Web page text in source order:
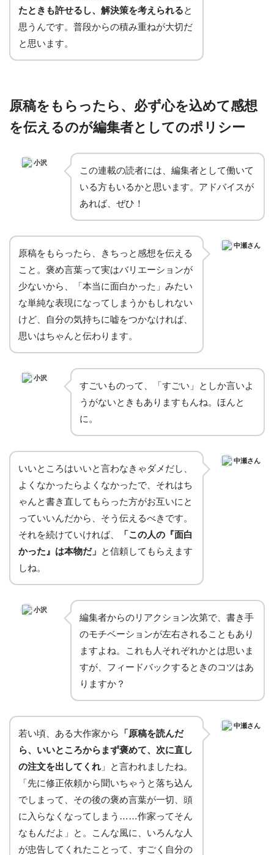
たときも許せるし、解決策を考えられると
思うんです。普段からの積み重ねが大切だ
と思います。
原稿をもらったら、必ず心を込めて感想
を伝えるのが編集者としてのポリシー
小沢
この連載の読者には、編集者として働いて
いる方もいるかと思います。アドバイスが
あれば、ぜひ！
原稿をもらったら、きちっと感想を伝える
こと。褒め言葉って実はバリエーションが
少ないから、「本当に面白かった」みたい
な単純な表現になってしまうかもしれない
けど、自分の気持ちに嘘をつかなければ、
思いはちゃんと伝わります。
中瀬さん
小沢
すごいものって、「すごい」としか言いよ
うがないときもありますもんね。ほんと
に。
いいところはいいと言わなきゃダメだし、
よくなかったらよくなかったで、それはち
ゃんと書き直してもらった方がお互いにと
っていいんだから、そう伝えるべきです。
それを続けていければ、
「この人の『面白
かった』は本物だ」 と信頼してもらえます
しね。
中瀬さん
小沢
編集者からのリアクション次第で、書き手
のモチベーションが左右されることもあり
ますよね。これも人それぞれかとは思いま
すが、フィードバックするときのコツはあ
りますか？
若い頃、ある大作家から
「原稿を読んだ
ら、いいところからまず褒めて、次に直し
の注文を出してくれ 」と言われましたね。
「先に修正依頼から聞いちゃうと落ち込ん
でしまって、その後の褒め言葉が一切、頭
に入らなくなってしまう……作家ってそん
なもんだよ」と。こんな風に、いろんな人
が忠告してくれたことって、すごく自分の
中瀬さん